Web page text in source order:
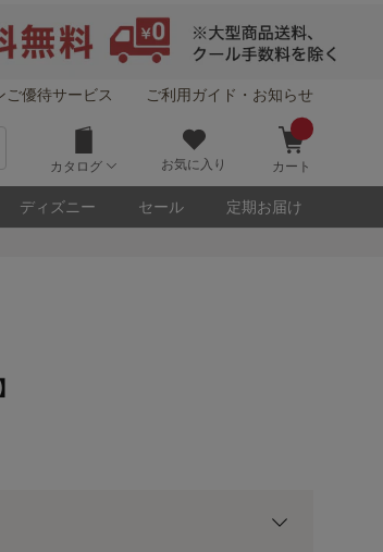
ご優待サービス ご利用ガイド・お知らせ
カタログ お気に入り カート
ディズニー セール 定期お届け
対して適用されます。